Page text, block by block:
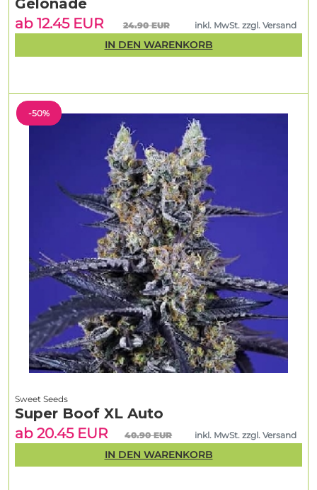
-50%
Sweet Seeds
Super Boof XL Auto
ab 20.45 EUR
40.90 EUR inkl. MwSt. zzgl. Versand
IN DEN WARENKORB
Gelonade
ab 12.45 EUR
24.90 EUR inkl. MwSt. zzgl. Versand
IN DEN WARENKORB